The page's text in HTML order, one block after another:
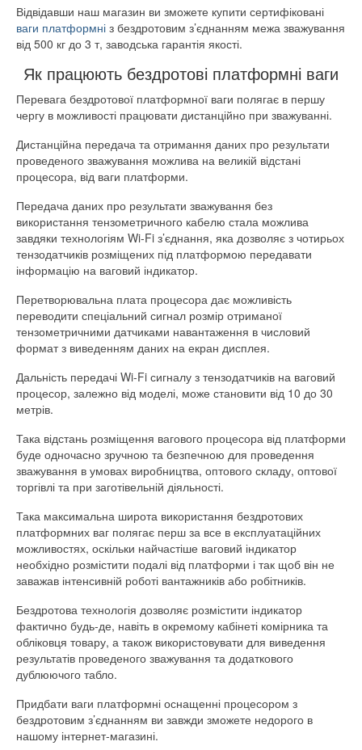
Відвідавши наш магазин ви зможете купити сертифіковані
ваги платформні з бездротовим з’єднанням межа зважування
від 500 кг до 3 т, заводська гарантія якості.
Як працюють бездротові платформні ваги
Перевага бездротової платформної ваги полягає в першу
чергу в можливості працювати дистанційно при зважуванні.
Дистанційна передача та отримання даних про результати
проведеного зважування можлива на великій відстані
процесора, від ваги платформи.
Передача даних про результати зважування без
використання тензометричного кабелю стала можлива
завдяки технологіям Wi-Fi з’єднання, яка дозволяє з чотирьох
тензодатчиків розміщених під платформою передавати
інформацію на ваговий індикатор.
Перетворювальна плата процесора дає можливість
переводити спеціальний сигнал розмір отриманої
тензометричними датчиками навантаження в числовий
формат з виведенням даних на екран дисплея.
Дальність передачі Wi-Fi сигналу з тензодатчиків на ваговий
процесор, залежно від моделі, може становити від 10 до 30
метрів.
Така відстань розміщення вагового процесора від платформи
буде одночасно зручною та безпечною для проведення
зважування в умовах виробництва, оптового складу, оптової
торгівлі та при заготівельній діяльності.
Така максимальна широта використання бездротових
платформних ваг полягає перш за все в експлуатаційних
можливостях, оскільки найчастіше ваговий індикатор
необхідно розмістити подалі від платформи і так щоб він не
заважав інтенсивній роботі вантажників або робітників.
Бездротова технологія дозволяє розмістити індикатор
фактично будь-де, навіть в окремому кабінеті комірника та
обліковця товару, а також використовувати для виведення
результатів проведеного зважування та додаткового
дублюючого табло.
Придбати ваги платформні оснащенні процесором з
бездротовим з’єднанням ви завжди зможете недорого в
нашому інтернет-магазині.